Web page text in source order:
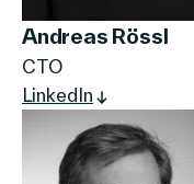
Andreas Rössl
CTO
LinkedIn